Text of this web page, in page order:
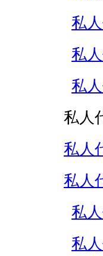
私
私
私
私人
私人
私人
私
私